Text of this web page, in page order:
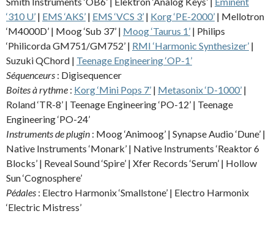
‘310 U’ | EMS ‘AKS’ | EMS ‘VCS 3’ | Korg ‘PE-2000’ | Mellotron
‘M4000D’ | Moog ‘Sub 37’ | Moog ‘Taurus 1’ | Philips
‘Philicorda GM751/GM752’ | RMI ‘Harmonic Synthesizer’ |
Suzuki QChord | Teenage Engineering ‘OP-1’
Séquenceurs : Digisequencer
Boites à rythme : Korg ‘Mini Pops 7’ | Metasonix ‘D-1000’ |
Roland ‘TR-8’ | Teenage Engineering ‘PO-12’ | Teenage
Engineering ‘PO-24’
Instruments de plugin : Moog ‘Animoog’ | Synapse Audio ‘Dune’ |
Native Instruments ‘Monark’ | Native Instruments ‘Reaktor 6
Blocks’ | Reveal Sound ‘Spire’ | Xfer Records ‘Serum’ | Hollow
Sun ‘Cognosphere’
Pédales : Electro Harmonix ‘Smallstone’ | Electro Harmonix
‘Electric Mistress’